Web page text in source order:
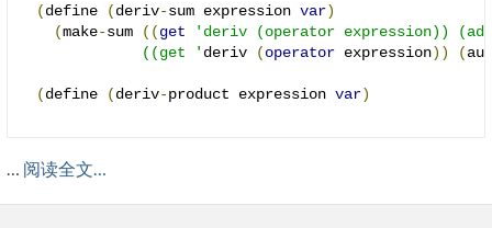
(define (deriv-sum expression var)
(make-sum ((get
'deriv (operator expression))
              ((get '
deriv (operator expression)) (
(define (deriv-product expression var)
… 阅读全文…